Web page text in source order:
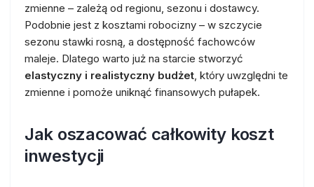
zmienne – zależą od regionu, sezonu i dostawcy.
Podobnie jest z kosztami robocizny – w szczycie
sezonu stawki rosną, a dostępność fachowców
maleje. Dlatego warto już na starcie stworzyć
elastyczny i realistyczny budżet, który uwzględni te
zmienne i pomoże uniknąć finansowych pułapek.
Jak oszacować całkowity koszt
inwestycji